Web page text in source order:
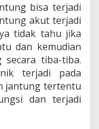
bisa terjadi
akut terjadi
tidak tahu jika
dan kemudian
secara tiba-tiba.
terjadi pada
jantung tertentu
dan terjadi